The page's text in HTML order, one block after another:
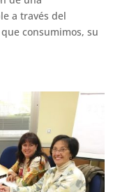
a través del
consumimos, su